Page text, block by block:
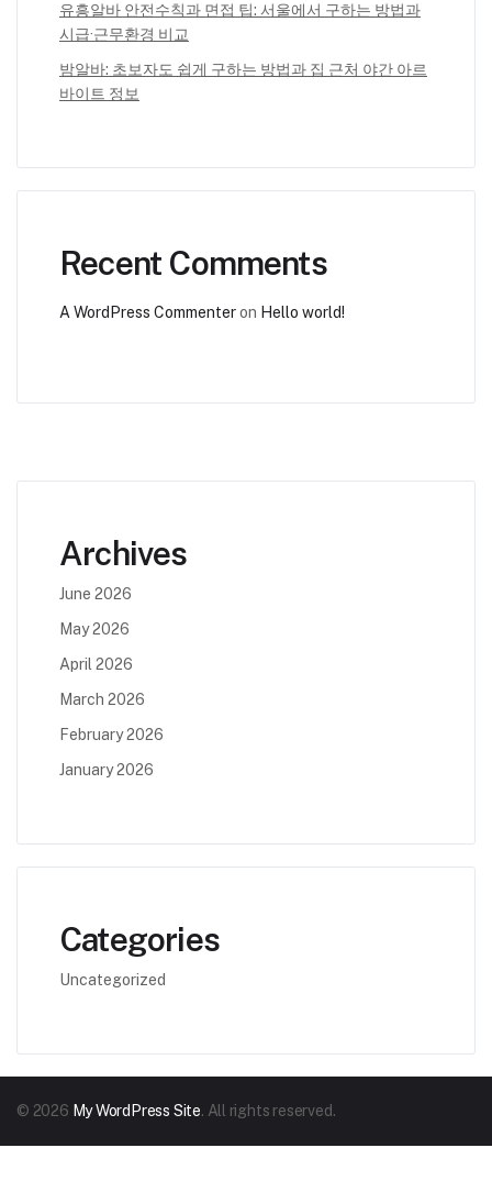
유흥알바 안전수칙과 면접 팁: 서울에서 구하는 방법과
시급·근무환경 비교
밤알바: 초보자도 쉽게 구하는 방법과 집 근처 야간 아르
바이트 정보
Recent Comments
A WordPress Commenteron Hello world!
Archives
June 2026
May 2026
April 2026
March 2026
February 2026
January 2026
Categories
Uncategorized
© 2026 My WordPress Site. All rights reserved.